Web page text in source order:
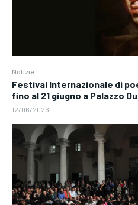
Notizie
Festival Internazionale di
fino al 21 giugno a Palazzo
12/06/2026